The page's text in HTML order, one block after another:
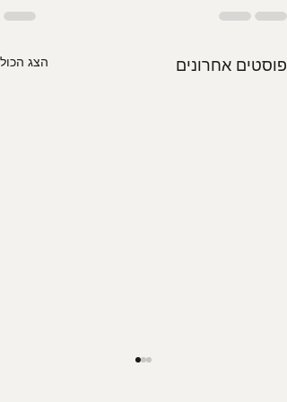
פוסטים אחרונים הצג הכול